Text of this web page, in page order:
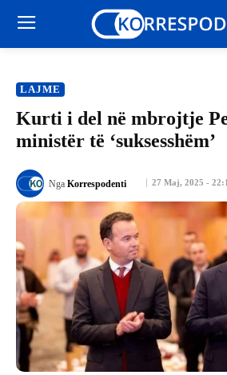
LAJME
Kurti i del në mbrojtje
ministër të ‘suksesshëm’
27 Maj, 2025 -
Nga Korrespodenti